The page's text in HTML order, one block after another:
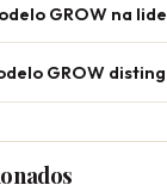
GROW na
GROW